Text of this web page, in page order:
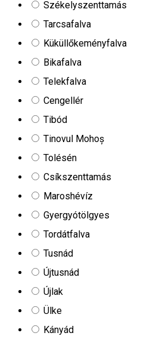
Székelyszenttamás
Tarcsafalva
Küküllőkeményfalva
Bikafalva
Telekfalva
Cengellér
Tibód
Tinovul Mohoș
Tolésén
Csíkszenttamás
Maroshévíz
Gyergyótölgyes
Tordátfalva
Tusnád
Újtusnád
Újlak
Ülke
Kányád
értékelések
Hunnia-Huntanya Szentegyházán
családi szobákat és játszóteret kínál
vendégnek. A kemping terasszal is
vendégszobák ülősarokkal,
valamint hajszárítóval és zuhanyzóval
fürdőszobával rendelkeznek. A
vízforralóval felszereltek. A Hunnia-
bárral, kerttel és ingyenes Wi-Fi-vel
étteremben kontinentális vagy à la